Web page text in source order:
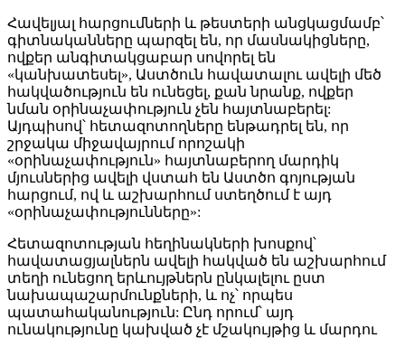
Հավելյալ հարցումների և թեստերի անցկացմամբ՝
գիտնականները պարզել են, որ մասնակիցները,
ովքեր անգիտակցաբար սովորել են
«կանխատեսել», Աստծուն հավատալու ավելի մեծ
հակվածություն են ունեցել, քան նրանք, ովքեր
նման օրինաչափություն չեն հայտնաբերել:
Այդպիսով՝ հետազոտողները ենթադրել են, որ
շրջակա միջավայրում որոշակի
«օրինաչափություն» հայտնաբերող մարդիկ
մյուսներից ավելի վստահ են Աստծո գոյության
հարցում, ով և աշխարհում ստեղծում է այդ
«օրինաչափությունները»:
Հետազոտության հեղինակների խոսքով՝
հավատացյալներն ավելի հակված են աշխարհում
տեղի ունեցող երևույթներն ընկալելու ըստ
նախապաշարմունքների, և ոչ՝ որպես
պատահականություն: Ընդ որում՝ այդ
ունակությունը կախված չէ մշակույթից և մարդու